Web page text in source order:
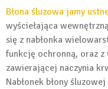
Błona śluzowa jamy
wyściełająca
się z nabłonka
funkcję ochronną, oraz
zawierającej naczynia
Nabłonek błony